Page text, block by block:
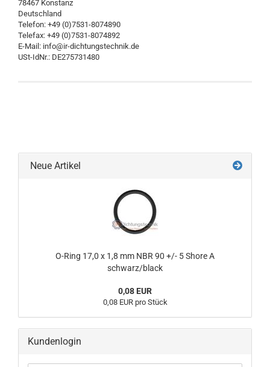
78467 Konstanz
Deutschland
Telefon: +49 (0)7531-8074890
Telefax: +49 (0)7531-8074892
E-Mail: info@ir-dichtungstechnik.de
USt-IdNr.: DE275731480
Neue Artikel
O-Ring 17,0 x 1,8 mm NBR 90 +/- 5 Shore A
schwarz/black
0,08 EUR
0,08 EUR pro Stück
Kundenlogin